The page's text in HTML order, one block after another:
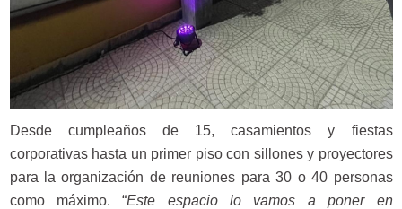
Desde cumpleaños de 15, casamientos y fiestas
corporativas hasta un primer piso con sillones y proyectores
para la organización de reuniones para 30 o 40 personas
como máximo. “Este espacio lo vamos a poner en